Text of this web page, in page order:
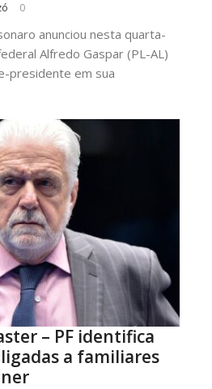
0
anunciou nesta quarta-
Alfredo Gaspar (PL-AL)
presidente em sua
– PF identifica
a familiares